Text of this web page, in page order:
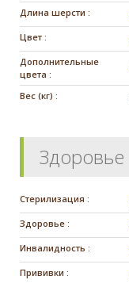
Длина шерсти :
Цвет :
Дополнительные
цвета :
Вес (кг) :
Здоровье
Стерилизация :
Здоровье :
Инвалидность :
Прививки :